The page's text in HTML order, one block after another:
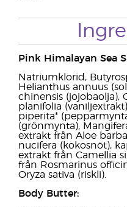
Pink Himalayan Sea
Natriumklorid,
Helianthus annuus
chinensis (jojobaolja),
planifolia
piperita*
(grönmynta),
extrakt från Aloe
nucifera (kokosnöt),
extrakt från Camellia
från Rosmarinus
Oryza sativa (riskli).
Body Butter: